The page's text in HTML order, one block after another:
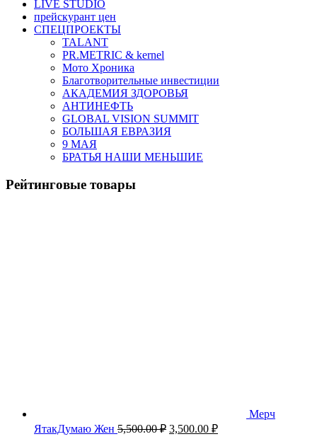
LIVE STUDIO
прейскурант цен
СПЕЦПРОЕКТЫ
TALANT
PR.METRIC & kernel
Мото Хроника
Благотворительные инвестиции
АКАДЕМИЯ ЗДОРОВЬЯ
АНТИНЕФТЬ
GLOBAL VISION SUMMIT
БОЛЬШАЯ ЕВРАЗИЯ
9 МАЯ
БРАТЬЯ НАШИ МЕНЬШИЕ
Рейтинговые товары
Мерч
ЯтакДумаю Жен 5,500.00₽ Первоначальная
3,500.00 ₽Текущая